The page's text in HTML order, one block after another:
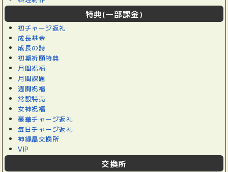
特典(一部課金)
初チャージ返礼
成長基金
成長の詩
初期祈願特典
月間祝福
月間課題
週間祝福
常設特売
女神祝福
豪華チャージ返礼
毎日チャージ返礼
神縁晶交換所
VIP
交換所